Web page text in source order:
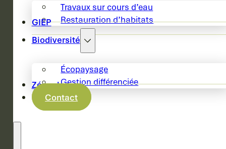
Travaux sur cours d’eau
Restauration d’habitats
GIEP
Biodiversité
Écopaysage
Gestion différenciée
Zéro phyto
Contact